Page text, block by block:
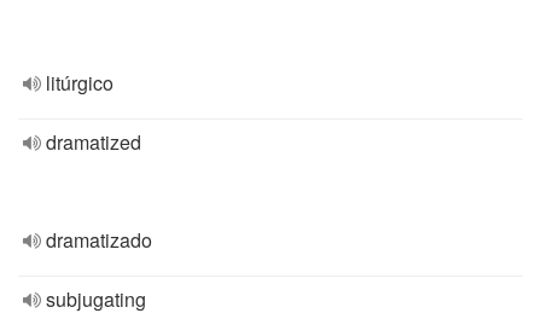
litúrgico
dramatized
dramatizado
subjugating